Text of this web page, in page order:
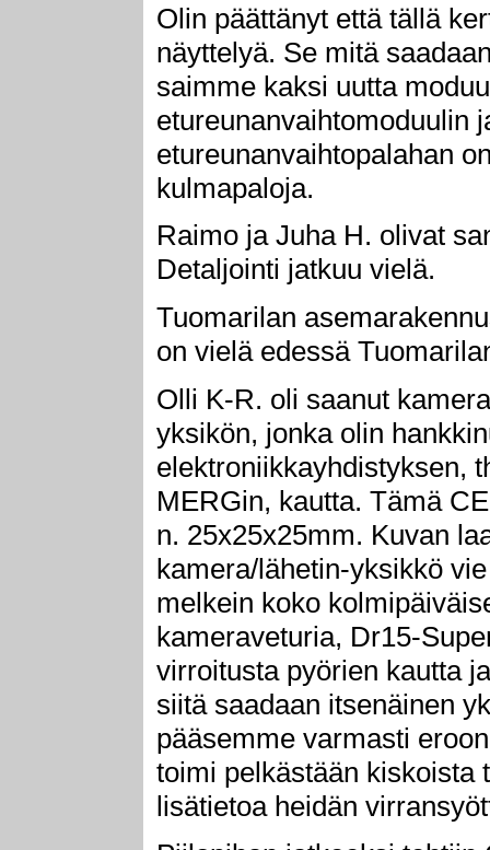
Olin päättänyt että tällä
näyttelyä. Se mitä
saimme kaksi uutta
etureunanvaihtomoduulin
etureunanvaihtopalahan
kulmapaloja.
Raimo ja Juha H. olivat
Detaljointi jatkuu vielä.
Tuomarilan
on vielä edessä
Olli K-R. oli saanut
yksikön, jonka olin
elektroniikkayhdistyksen,
MERGin, kautta. Tämä
n. 25x25x25mm. Kuvan
kamera/lähetin-yksikkö
melkein koko
kameraveturia, Dr15-
virroitusta pyörien kautta
siitä saadaan itsenäinen
pääsemme varmasti
toimi pelkästään kiskoista
lisätietoa heidän